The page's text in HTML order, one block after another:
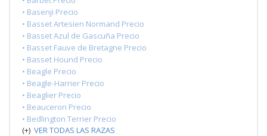
• Basenji Precio
• Basset Artesien Normand Precio
• Basset Azul de Gascuña Precio
• Basset Fauve de Bretagne Precio
• Basset Hound Precio
• Beagle Precio
• Beagle-Harrier Precio
• Beaglier Precio
• Beauceron Precio
• Bedlington Terrier Precio
(+) VER TODAS LAS RAZAS